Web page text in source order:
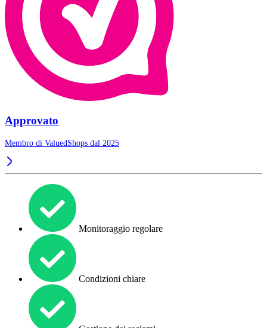
Approvato
Membro di ValuedShops dal 2025
Monitoraggio regolare
Condizioni chiare